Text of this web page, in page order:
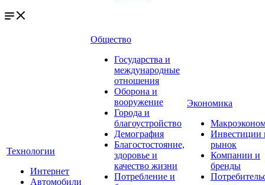
Технологии
Интернет
Автомобили
Общество
Государства и
международные
отношения
Оборона и
вооружение
Города и
благоустройство
Демография
Благостостояние,
здоровье и
качество жизни
Потребление и
Экономика
Инвестиции
рынок
Компании и
бренды